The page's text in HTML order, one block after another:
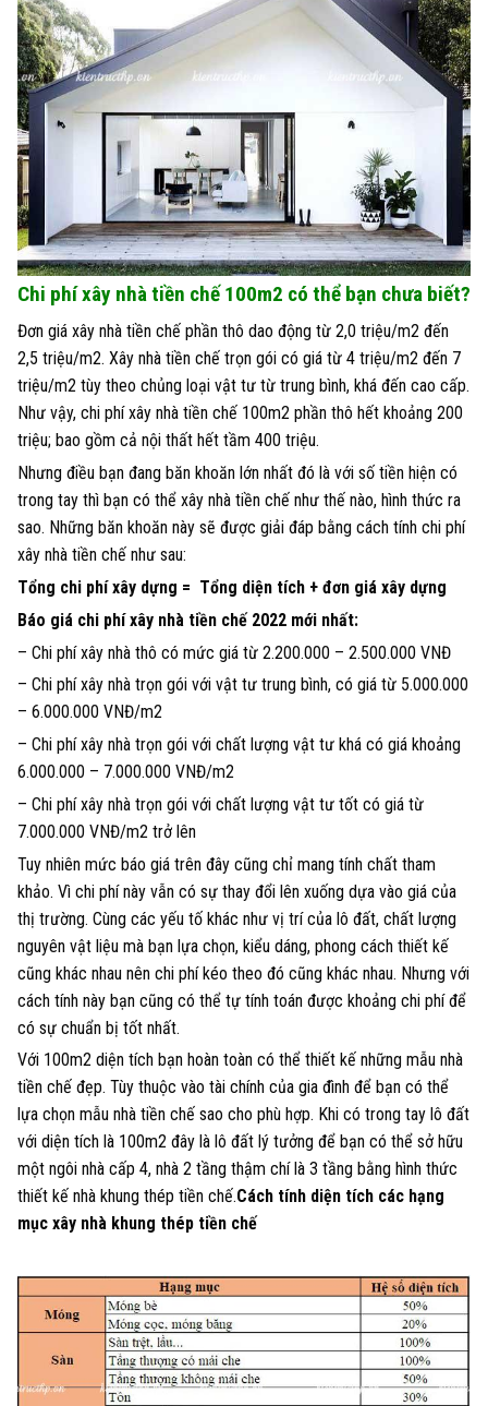
Chi phí xây nhà tiền chế 100m2 có thể bạn chưa biết?
Đơn giá xây nhà tiền chế phần thô dao động từ 2,0 triệu/m2 đến
2,5 triệu/m2. Xây nhà tiền chế trọn gói có giá từ 4 triệu/m2 đến 7
triệu/m2 tùy theo chủng loại vật tư từ trung bình, khá đến cao cấp.
Như vậy, chi phí xây nhà tiền chế 100m2 phần thô hết khoảng 200
triệu; bao gồm cả nội thất hết tầm 400 triệu.
Nhưng điều bạn đang băn khoăn lớn nhất đó là với số tiền hiện có
trong tay thì bạn có thể xây nhà tiền chế như thế nào, hình thức ra
sao. Những băn khoăn này sẽ được giải đáp bằng cách tính chi phí
xây nhà tiền chế như sau:
Tổng chi phí xây dựng = Tổng diện tích + đơn giá xây dựng
Báo giá chi phí xây nhà tiền chế 2022 mới nhất:
– Chi phí xây nhà thô có mức giá từ 2.200.000 – 2.500.000 VNĐ
– Chi phí xây nhà trọn gói với vật tư trung bình, có giá từ 5.000.000
– 6.000.000 VNĐ/m2
– Chi phí xây nhà trọn gói với chất lượng vật tư khá có giá khoảng
6.000.000 – 7.000.000 VNĐ/m2
– Chi phí xây nhà trọn gói với chất lượng vật tư tốt có giá từ
7.000.000 VNĐ/m2 trở lên
Tuy nhiên mức báo giá trên đây cũng chỉ mang tính chất tham
khảo. Vì chi phí này vẫn có sự thay đổi lên xuống dựa vào giá của
thị trường. Cùng các yếu tố khác như vị trí của lô đất, chất lượng
nguyên vật liệu mà bạn lựa chọn, kiểu dáng, phong cách thiết kế
cũng khác nhau nên chi phí kéo theo đó cũng khác nhau. Nhưng với
cách tính này bạn cũng có thể tự tính toán được khoảng chi phí để
có sự chuẩn bị tốt nhất.
Với 100m2 diện tích bạn hoàn toàn có thể thiết kế những mẫu nhà
tiền chế đẹp. Tùy thuộc vào tài chính của gia đình để bạn có thể
lựa chọn mẫu nhà tiền chế sao cho phù hợp. Khi có trong tay lô đất
với diện tích là 100m2 đây là lô đất lý tưởng để bạn có thể sở hữu
một ngôi nhà cấp 4, nhà 2 tầng thậm chí là 3 tầng bằng hình thức
thiết kế nhà khung thép tiền chế.Cách tính diện tích các hạng
mục xây nhà khung thép tiền chế